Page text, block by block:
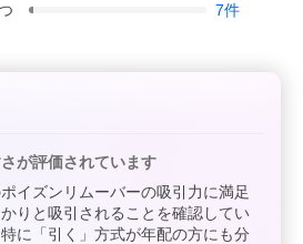
7件
が評価されています
イズンリムーバーの吸引力に満足
りと吸引されることを確認してい
に「引く」方式が年配の方にも分